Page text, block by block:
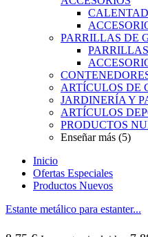
PARRILLAS DE
ARTÍCULOS DE
JARDINERÍA Y
ARTÍCULOS
PRODUCTOS
Enseñar más (5)
Inicio
Ofertas Especiales
Productos Nuevos
Estante metálico para estanter...